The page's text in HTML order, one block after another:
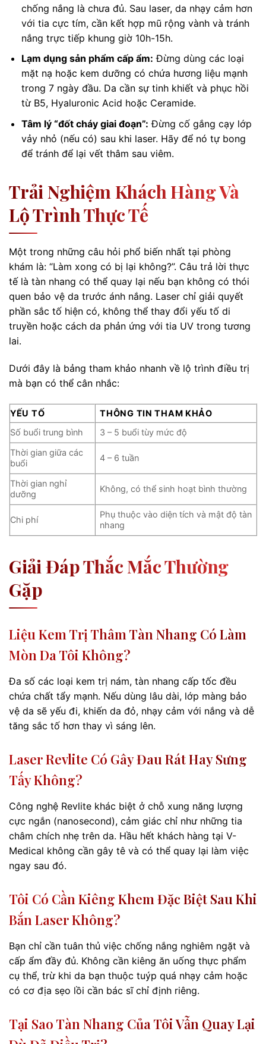
chống nắng là chưa đủ. Sau laser, da nhạy cảm hơn
với tia cực tím, cần kết hợp mũ rộng vành và tránh
nắng trực tiếp khung giờ 10h-15h.
Lạm dụng sản phẩm cấp ẩm: Đừng dùng các loại
mặt nạ hoặc kem dưỡng có chứa hương liệu mạnh
trong 7 ngày đầu. Da cần sự tinh khiết và phục hồi
từ B5, Hyaluronic Acid hoặc Ceramide.
Tâm lý “đốt cháy giai đoạn”: Đừng cố gắng cạy lớp
vảy nhỏ (nếu có) sau khi laser. Hãy để nó tự bong
để tránh để lại vết thâm sau viêm.
Trải Nghiệm Khách Hàng Và
Lộ Trình Thực Tế
Một trong những câu hỏi phổ biến nhất tại phòng
khám là: “Làm xong có bị lại không?”. Câu trả lời thực
tế là tàn nhang có thể quay lại nếu bạn không có thói
quen bảo vệ da trước ánh nắng. Laser chỉ giải quyết
phần sắc tố hiện có, không thể thay đổi yếu tố di
truyền hoặc cách da phản ứng với tia UV trong tương
lai.
Dưới đây là bảng tham khảo nhanh về lộ trình điều trị
mà bạn có thể cân nhắc:
YẾU TỐ
THÔNG TIN THAM KHẢO
Số buổi trung bình
3 – 5 buổi tùy mức độ
Thời gian giữa các
buổi
4 – 6 tuần
Thời gian nghỉ
dưỡng
Không, có thể sinh hoạt bình thường
Chi phí
Phụ thuộc vào diện tích và mật độ tàn
nhang
Giải Đáp Thắc Mắc Thường
Gặp
Liệu Kem Trị Thâm Tàn Nhang Có Làm
Mòn Da Tôi Không?
Đa số các loại kem trị nám, tàn nhang cấp tốc đều
chứa chất tẩy mạnh. Nếu dùng lâu dài, lớp màng bảo
vệ da sẽ yếu đi, khiến da đỏ, nhạy cảm với nắng và dễ
tăng sắc tố hơn thay vì sáng lên.
Laser Revlite Có Gây Đau Rát Hay Sưng
Tấy Không?
Công nghệ Revlite khác biệt ở chỗ xung năng lượng
cực ngắn (nanosecond), cảm giác chỉ như những tia
châm chích nhẹ trên da. Hầu hết khách hàng tại V-
Medical không cần gây tê và có thể quay lại làm việc
ngay sau đó.
Tôi Có Cần Kiêng Khem Đặc Biệt Sau Khi
Bắn Laser Không?
Bạn chỉ cần tuân thủ việc chống nắng nghiêm ngặt và
cấp ẩm đầy đủ. Không cần kiêng ăn uống thực phẩm
cụ thể, trừ khi da bạn thuộc tuýp quá nhạy cảm hoặc
có cơ địa sẹo lồi cần bác sĩ chỉ định riêng.
Tại Sao Tàn Nhang Của Tôi Vẫn Quay Lại